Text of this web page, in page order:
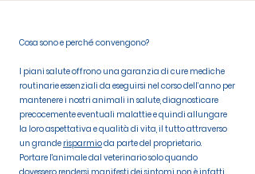
Cosa sono e perché convengono?
I piani salute offrono una garanzia di cure mediche
routinarie essenziali da eseguirsi nel corso dell’anno per
mantenere i nostri animali in salute, diagnosticare
precocemente eventuali malattie e quindi allungare
la loro aspettativa e qualità di vita, il tutto attraverso
un grande risparmioda parte del proprietario.
Portare l'animale dal veterinario solo quando